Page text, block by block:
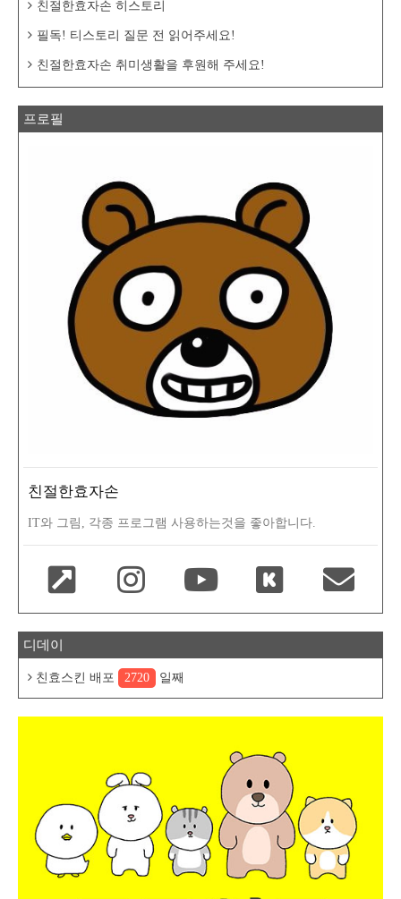
친절한효자손 히스토리
필독! 티스토리 질문 전 읽어주세요!
친절한효자손 취미생활을 후원해 주세요!
프로필
친절한효자손
IT와 그림, 각종 프로그램 사용하는것을 좋아합니다.
디데이
친효스킨 배포 2720 일째